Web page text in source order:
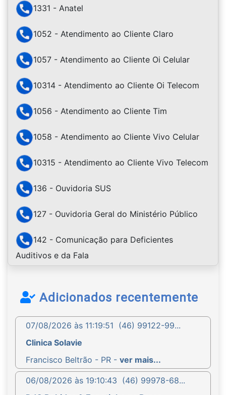
1331 - Anatel
1052 - Atendimento ao Cliente Claro
1057 - Atendimento ao Cliente Oi Celular
10314 - Atendimento ao Cliente Oi Telecom
1056 - Atendimento ao Cliente Tim
1058 - Atendimento ao Cliente Vivo Celular
10315 - Atendimento ao Cliente Vivo Telecom
136 - Ouvidoria SUS
127 - Ouvidoria Geral do Ministério Público
142 - Comunicação para Deficientes
Auditivos e da Fala
Adicionados recentemente
07/08/2026 às 11:19:51 (46) 99122-99...
Clinica Solavie
Francisco Beltrão - PR - ver mais...
06/08/2026 às 19:10:43 (46) 99978-68...